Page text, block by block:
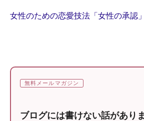
女性のための恋愛技法「女性の承認」
無料メールマガジン
ブログには書けない話がありま